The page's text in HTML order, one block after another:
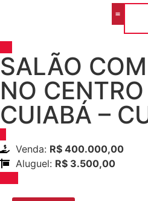
SALÃO
NO
CUIABÁ –
Venda: R$ 400.000,00
Aluguel: R$ 3.500,00